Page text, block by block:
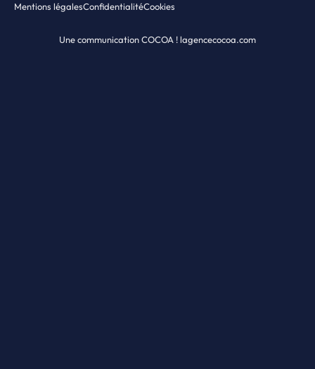
Une communication COCOA ! lagencecocoa.com
Mentions légalesConfidentialitéCookies